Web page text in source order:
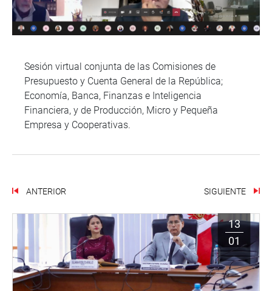
Sesión virtual conjunta de las Comisiones de
Presupuesto y Cuenta General de la República;
Economía, Banca, Finanzas e Inteligencia
Financiera, y de Producción, Micro y Pequeña
Empresa y Cooperativas.
ANTERIOR SIGUIENTE
13
01